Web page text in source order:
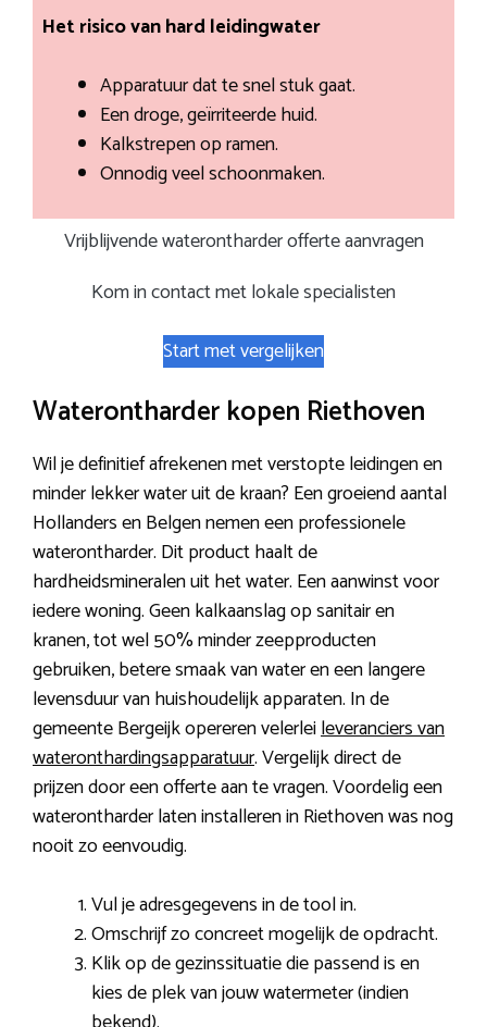
Het risico van hard leidingwater
Apparatuur dat te snel stuk gaat.
Een droge, geïrriteerde huid.
Kalkstrepen op ramen.
Onnodig veel schoonmaken.
Vrijblijvende waterontharder offerte aanvragen
Kom in contact met lokale specialisten
Start met vergelijken
Waterontharder kopen Riethoven
Wil je definitief afrekenen met verstopte leidingen en
minder lekker water uit de kraan? Een groeiend aantal
Hollanders en Belgen nemen een professionele
waterontharder. Dit product haalt de
hardheidsmineralen uit het water. Een aanwinst voor
iedere woning. Geen kalkaanslag op sanitair en
kranen, tot wel 50% minder zeepproducten
gebruiken, betere smaak van water en een langere
levensduur van huishoudelijk apparaten. In de
gemeente Bergeijk opereren velerleileveranciers van
wateronthardingsapparatuur. Vergelijk direct de
prijzen door een offerte aan te vragen. Voordelig een
waterontharder laten installeren in Riethoven was nog
nooit zo eenvoudig.
Vul je adresgegevens in de tool in.
Omschrijf zo concreet mogelijk de opdracht.
Klik op de gezinssituatie die passend is en
kies de plek van jouw watermeter (indien